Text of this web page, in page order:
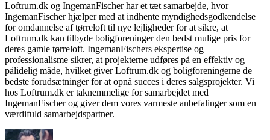
Loftrum.dk og IngemanFischer har et tæt samarbejde, hvor
IngemanFischer hjælper med at indhente myndighedsgodkendelse
for omdannelse af tørreloft til nye lejligheder for at sikre, at
Loftrum.dk kan tilbyde boligforeninger den bedst mulige pris for
deres gamle tørreloft. IngemanFischers ekspertise og
professionalisme sikrer, at projekterne udføres på en effektiv og
pålidelig måde, hvilket giver Loftrum.dk og boligforeningerne de
bedste forudsætninger for at opnå succes i deres salgsprojekter. Vi
hos Loftrum.dk er taknemmelige for samarbejdet med
IngemanFischer og giver dem vores varmeste anbefalinger som en
værdifuld samarbejdspartner.